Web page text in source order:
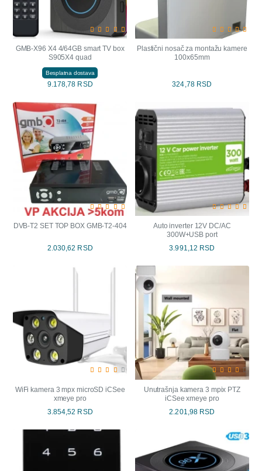
GMB-X96 X4 4/64GB smart TV box
S905X4 quad
Besplatna dostava
9.178,78 RSD
Plastični nosač za montažu kamere
100x65mm
324,78 RSD
DVB-T2 SET TOP BOX GMB-T2-404
2.030,62 RSD
Auto inverter 12V DC/AC
300W+USB port
3.991,12 RSD
WiFi kamera 3 mpx microSD iCSee
xmeye pro
3.854,52 RSD
Unutrašnja kamera 3 mpix PTZ
iCSee xmeye pro
2.201,98 RSD